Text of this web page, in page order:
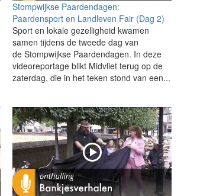
Stompwijkse Paardendagen:
Paardensport en Landleven Fair (Dag 2)
Sport en lokale gezelligheid kwamen
samen tijdens de tweede dag van
de Stompwijkse Paardendagen. In deze
videoreportage blikt Midvliet terug op de
zaterdag, die in het teken stond van een...